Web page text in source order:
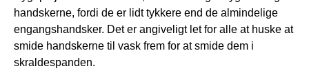
handskerne, fordi de er lidt tykkere end de almindelige
engangshandsker. Det er angiveligt let for alle at huske at
smide handskerne til vask frem for at smide dem i
skraldespanden.